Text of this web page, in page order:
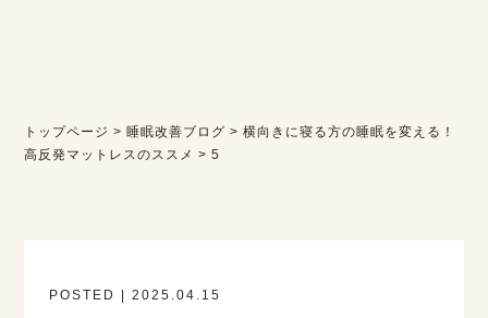
トップページ > 睡眠改善ブログ >横向きに寝る方の睡眠を変える！
高反発マットレスのススメ >5
POSTED | 2025.04.15